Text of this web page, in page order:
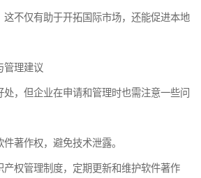
这不仅有助于开拓国际市场，还能促进本地
管理建议
，但企业在申请和管理时也需注意一些问
著作权，避免技术泄露。
权管理制度，定期更新和维护软件著作